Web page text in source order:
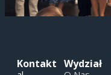
Kontakt Wydział